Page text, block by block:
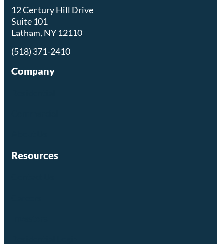
12 Century Hill Drive
Suite 101
Latham, NY 12110
(518) 371-2410
Company
Resources